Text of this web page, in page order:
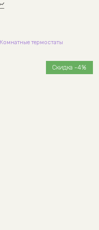
Комнатные термостаты
Скидка -4%